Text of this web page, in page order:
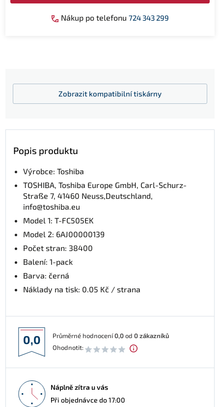
Nákup po telefonu 724 343 299
Zobrazit kompatibilní tiskárny
Popis produktu
Výrobce: Toshiba
TOSHIBA, Toshiba Europe GmbH, Carl-Schurz-
Straße 7, 41460 Neuss,Deutschland,
info@toshiba.eu
Model 1: T-FC505EK
Model 2: 6AJ00000139
Počet stran: 38400
Balení: 1-pack
Barva: černá
Náklady na tisk: 0.05 Kč / strana
0,0 Průměrné hodnocení0,0od 0zákazníků
Ohodnotit:
Náplně zítra u vás
Při objednávce do 17:00